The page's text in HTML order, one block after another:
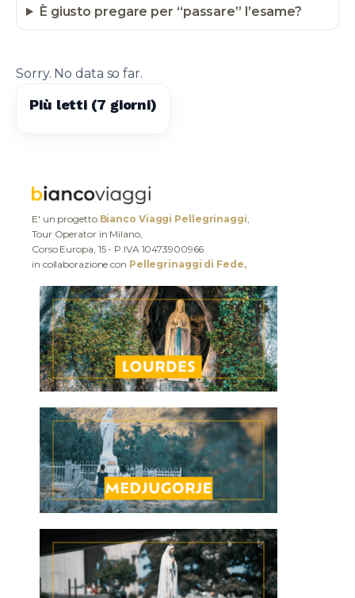
È giusto pregare per “passare” l’esame?
Sorry. No data so far.
Più letti (7 giorni)
E' un progetto Bianco Viaggi Pellegrinaggi
Tour Operator in Milano,
Corso Europa, 15 - P.IVA 10473900966
in collaborazione con Pellegrinaggi di Fede,